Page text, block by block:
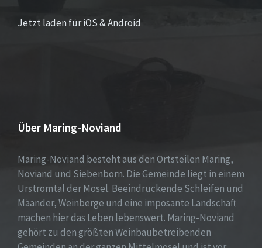
Jetzt laden für iOS & Android
Über Maring-Noviand
Maring-Noviand besteht aus den Ortsteilen Maring,
Noviand und Siebenborn. Die Gemeinde liegt in einem
Urstromtal der Mosel. Beeindruckende Schleifen und
Mäander, Weinberge und eine imposante Landschaft
machen hier das Leben lebenswert. Maring-Noviand
gehört zu den größten Weinbaubetreibenden